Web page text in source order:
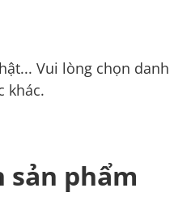
Vui lòng chọn danh
khác.
sản phẩm